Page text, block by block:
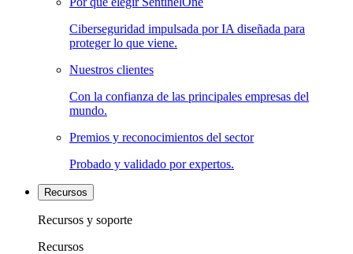
Ciberseguridad impulsada por IA diseñada para
proteger lo que viene.
Nuestros clientes
Con la confianza de las principales empresas del
mundo.
Premios y reconocimientos del sector
Probado y validado por expertos.
Recursos
Recursos y soporte
Recursos